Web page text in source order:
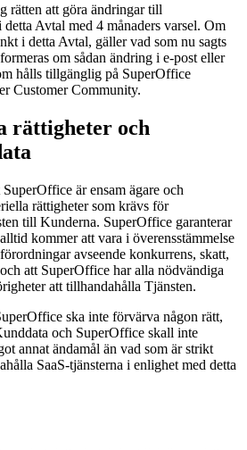
rätten att göra ändringar till
Avtal med 4 månaders varsel. Om
i detta Avtal, gäller vad som nu sagts
om sådan ändring i e-post eller
hålls tillgänglig på SuperOffice
Customer Community.
rättigheter och
är ensam ägare och
rättigheter som krävs för
till Kunderna. SuperOffice garanterar
kommer att vara i överensstämmelse
avseende konkurrens, skatt,
att SuperOffice har alla nödvändiga
att tillhandahålla Tjänsten.
ska inte förvärva någon rätt,
och SuperOffice skall inte
annat ändamål än vad som är strikt
SaaS-tjänsterna i enlighet med detta